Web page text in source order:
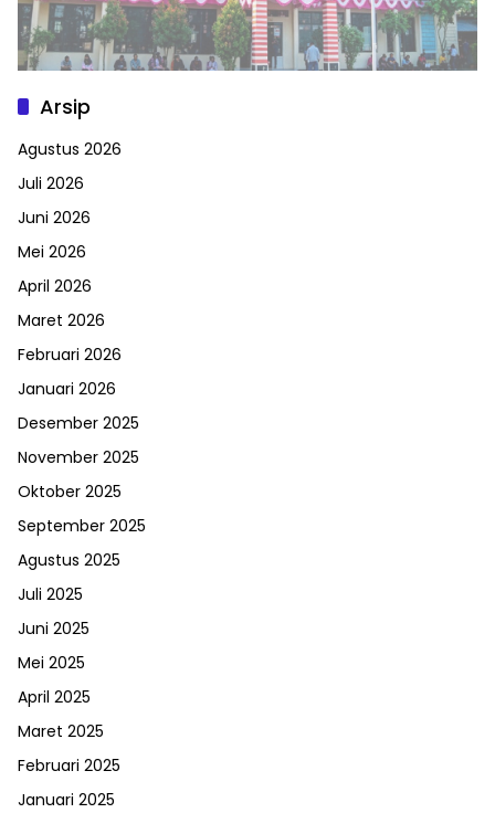
Arsip
Agustus 2026
Juli 2026
Juni 2026
Mei 2026
April 2026
Maret 2026
Februari 2026
Januari 2026
Desember 2025
November 2025
Oktober 2025
September 2025
Agustus 2025
Juli 2025
Juni 2025
Mei 2025
April 2025
Maret 2025
Februari 2025
Januari 2025